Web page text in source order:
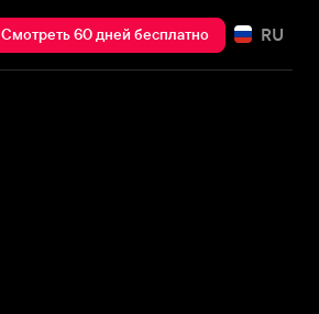
Смотреть 60 дней бесплатно RU